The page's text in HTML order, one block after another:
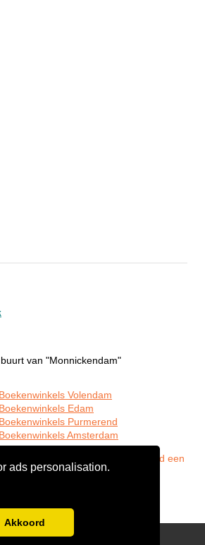
ads personalisation.
Akkoord
van "Monnickendam"
Boekenwinkels Volendam
Boekenwinkels Edam
Boekenwinkels Purmerend
Boekenwinkels Amsterdam
Meld een